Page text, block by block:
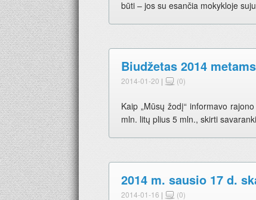
būti – jos su esančia mokykloje
Biudžetas 2014 metams
2014-01-20 | (0)
Kaip „Mūsų žodį“ informavo
mln. litų plius 5 mln., skirti
2014 m. sausio 17 d.
2014-01-16 | (0)